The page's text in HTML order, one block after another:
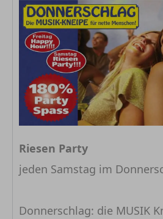
Riesen Party
jeden Samstag im
Donnerschlag: die MUSIK